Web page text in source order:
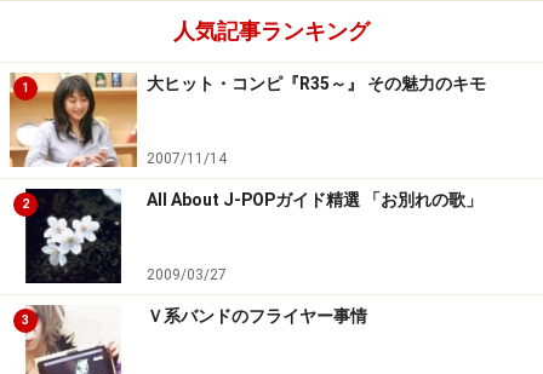
人気記事ランキング
1 大ヒット・コンピ『R35～』 その魅力のキモ
2007/11/14
2 All About J-POPガイド精選 「お別れの歌」
2009/03/27
3 Ｖ系バンドのフライヤー事情